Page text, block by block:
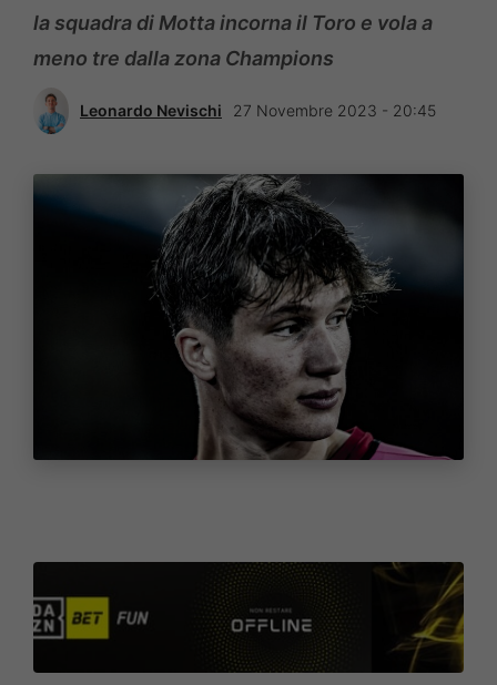
la squadra di Motta incorna il Toro e vola a
meno tre dalla zona Champions
Leonardo Nevischi 27 Novembre 2023 - 20:45